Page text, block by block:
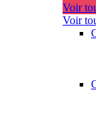
Voir
Voir